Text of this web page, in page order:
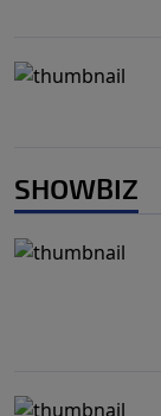
SHOWBIZ